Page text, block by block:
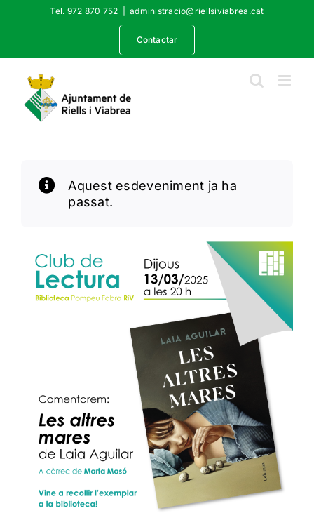
Tel. 972 870 752 administracio@riellsiviabrea.cat
Contactar
Aquest esdeveniment ja ha
passat.